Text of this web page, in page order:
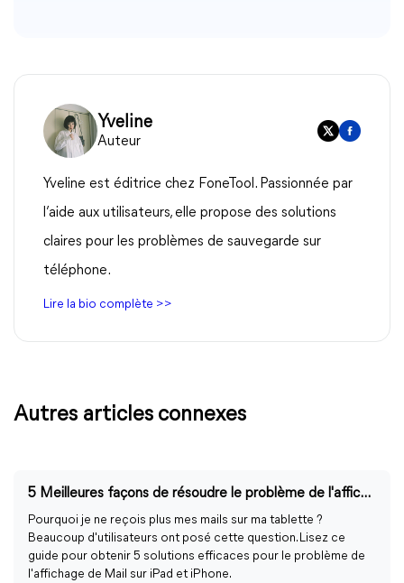
Yveline
Auteur
Yveline est éditrice chez FoneTool. Passionnée par
l’aide aux utilisateurs, elle propose des solutions
claires pour les problèmes de sauvegarde sur
téléphone.
Lire la bio complète >>
Autres articles connexes
5 Meilleures façons de résoudre le problème de l'affichage de Mail sur iPad
Pourquoi je ne reçois plus mes mails sur ma tablette ?
Beaucoup d'utilisateurs ont posé cette question. Lisez ce
guide pour obtenir 5 solutions efficaces pour le problème de
l'affichage de Mail sur iPad et iPhone.